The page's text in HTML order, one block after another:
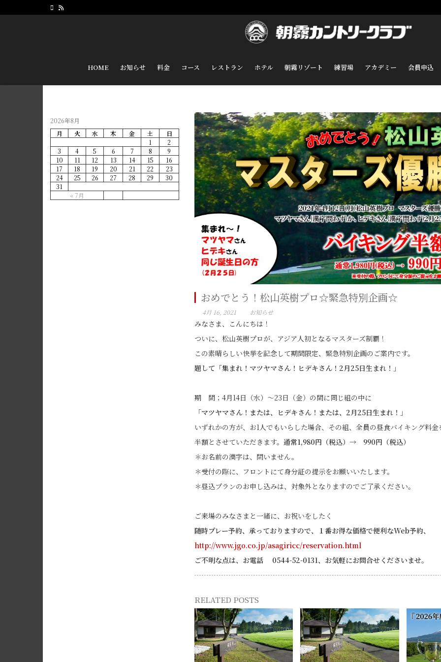
HOME お知らせ 料金 コース レストラン ホテル 朝霧リゾート 練習場 アカデミー 会員申込
おめでとう！松山英樹プロ☆緊急特別企画☆
4月 16, 2021 お知らせ
みなさま、こんにちは！
ついに、松山英樹プロが、アジア人初となるマスターズ制覇！
この素晴らしい快挙を記念して期間限定、緊急特別企画のご案内です。
題して「集まれ！マツヤマさん！ヒデキさん！2月25日生まれ！」
期 間；4月14日（水）～23日（金）の間に同じ組の中に
「マツヤマさん！または、ヒデキさん！または、2月25日生まれ！」
いずれかの方が、お1人でもいらした場合、その組、全員の昼食バイキング料金
半額とさせていただきます。 通常1,980円（税込）→ 990円（税込）
＊お名前の漢字は、問いません。
＊受付の際に、フロントにて身分証の提示をお願いいたします。
＊昼込プランのお申し込みは、対象外となりますのでご了承ください。
ご来場のみなさまと一緒に、お祝いをしたく
随時プレー予約、承っておりますので、１番お得な価格で便利なWeb予約、
http://www.jgo.co.jp/asagiricc/reservation.html
ご不明な点は、お電話 0544-52-0131、お気軽にお問合せくださいませ。
RELATED POSTS
2026年8月
月
火 水 木 金 土 日
« 7月
1
2
3
4 5 6 7 8
9
10
11 12 13 14 15
16
17
18 19 20 21 22
23
24
25 26 27 28 29
30
31